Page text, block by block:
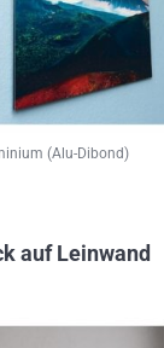
(Alu-Dibond)
auf Leinwand